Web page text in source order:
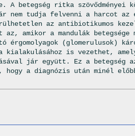
A betegség ritka szövődményei
nem tudja felvenni a harcot az
az antibiotikumos
amikor a mandulák betegsége
(glomerulusok)
kialakulásához is vezethet,
jár együtt. Ez a betegség
a diagnózis után minél